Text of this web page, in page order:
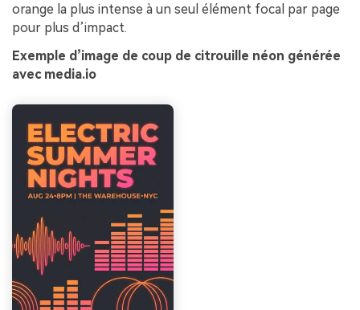
orange la plus intense à un seul élément focal par page
pour plus d’impact.
Exemple d’image de coup de citrouille néon générée
avec media.io